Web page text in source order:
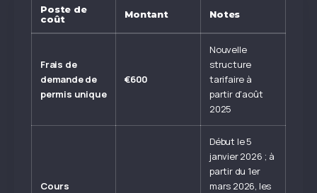
Poste de
coût
Montant Notes
Frais de
demande de
permis unique
€600
Nouvelle
structure
tarifaire à
partir d'août
2025
Cours
Début le 5
janvier 2026 ; à
partir du 1er
mars 2026, les